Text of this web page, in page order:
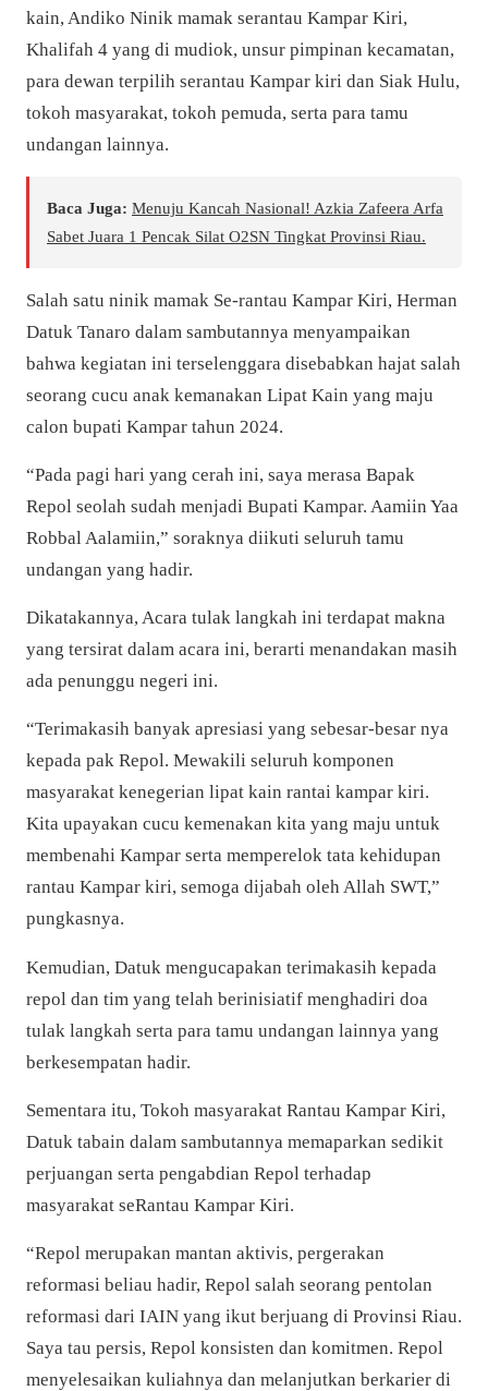
kain, Andiko Ninik mamak serantau Kampar Kiri,
Khalifah 4 yang di mudiok, unsur pimpinan kecamatan,
para dewan terpilih serantau Kampar kiri dan Siak Hulu,
tokoh masyarakat, tokoh pemuda, serta para tamu
undangan lainnya.
Baca Juga: Menuju Kancah Nasional! Azkia Zafeera Arfa
Sabet Juara 1 Pencak Silat O2SN Tingkat Provinsi Riau.
Salah satu ninik mamak Se-rantau Kampar Kiri, Herman
Datuk Tanaro dalam sambutannya menyampaikan
bahwa kegiatan ini terselenggara disebabkan hajat salah
seorang cucu anak kemanakan Lipat Kain yang maju
calon bupati Kampar tahun 2024.
“Pada pagi hari yang cerah ini, saya merasa Bapak
Repol seolah sudah menjadi Bupati Kampar. Aamiin Yaa
Robbal Aalamiin,” soraknya diikuti seluruh tamu
undangan yang hadir.
Dikatakannya, Acara tulak langkah ini terdapat makna
yang tersirat dalam acara ini, berarti menandakan masih
ada penunggu negeri ini.
“Terimakasih banyak apresiasi yang sebesar-besar nya
kepada pak Repol. Mewakili seluruh komponen
masyarakat kenegerian lipat kain rantai kampar kiri.
Kita upayakan cucu kemenakan kita yang maju untuk
membenahi Kampar serta memperelok tata kehidupan
rantau Kampar kiri, semoga dijabah oleh Allah SWT,”
pungkasnya.
Kemudian, Datuk mengucapakan terimakasih kepada
repol dan tim yang telah berinisiatif menghadiri doa
tulak langkah serta para tamu undangan lainnya yang
berkesempatan hadir.
Sementara itu, Tokoh masyarakat Rantau Kampar Kiri,
Datuk tabain dalam sambutannya memaparkan sedikit
perjuangan serta pengabdian Repol terhadap
masyarakat seRantau Kampar Kiri.
“Repol merupakan mantan aktivis, pergerakan
reformasi beliau hadir, Repol salah seorang pentolan
reformasi dari IAIN yang ikut berjuang di Provinsi Riau.
Saya tau persis, Repol konsisten dan komitmen. Repol
menyelesaikan kuliahnya dan melanjutkan berkarier di